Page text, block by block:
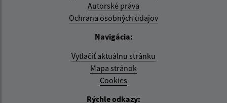
Autorské práva
Ochrana osobných údajov
Navigácia:
Vytlačiť aktuálnu stránku
Mapa stránok
Cookies
Rýchle odkazy: